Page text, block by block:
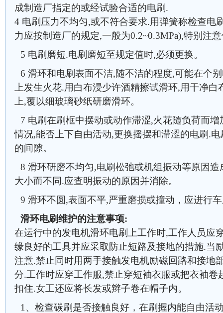
成制造厂指定的或经试验合适的电刷.
4 电刷压力不均匀,或不符合要求.用弹簧称检查电
力应按制造厂的规定,一般为0.2~0.3MPa),特别注
5 电刷磨短.电刷磨短至规定值时,必须更换。
6 滑环和电刷表面不洁,随不洁的程度,可能在个
上发生火花.用白布浸少许酒精擦试滑环,用干净
上,覆以细玻璃砂纸研磨滑环。
7 电刷在刷框中摆动或动作滞涩,火花随负荷而
情况,能否上下自由活动,更换摇摆和滞涩的电刷.
的间隙。
8 滑环研磨不均匀,电刷松弛或机组振动等原因
大小而不同.应查明振动的原因并消除。
9 滑环不圆,表面不平,严重磨损或撞动，应进行
滑环电刷维护的注意事项:
在运行中的发电机滑环电刷上工作时,工作人员应
缘良好的工具并应采取防止短路及接地的措施.当
注意.禁止同时用两手接触发电机励磁回路和接地
分.工作时应穿工作服,禁止穿短袖衣服或把衣袖卷
扣住.女工还应将长发或辫子卷在帽子内。
1、检查碳刷是否接触良好，在刷握内能自由活